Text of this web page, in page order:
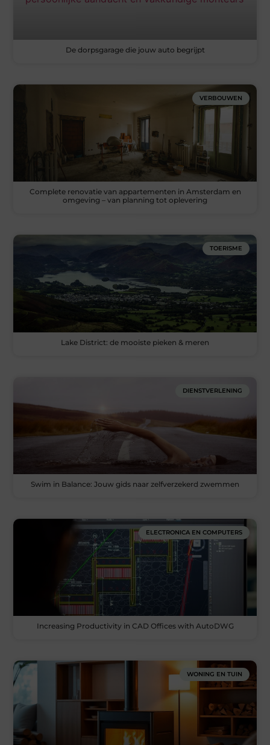
De dorpsgarage die jouw auto begrijpt
VERBOUWEN
Complete renovatie van appartementen in Amsterdam en
omgeving – van planning tot oplevering
TOERISME
Lake District: de mooiste pieken & meren
DIENSTVERLENING
Swim in Balance: Jouw gids naar zelfverzekerd zwemmen
ELECTRONICA EN COMPUTERS
Increasing Productivity in CAD Offices with AutoDWG
WONING EN TUIN